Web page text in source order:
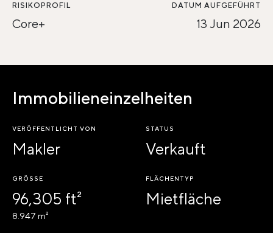
RISIKOPROFIL
Core+
DATUM AUFGEFÜHRT
13 Jun 2026
Immobilieneinzelheiten
VERÖFFENTLICHT VON
Makler
STATUS
Verkauft
GRÖSSE
96,305 ft²
8.947 m²
FLÄCHENTYP
Mietfläche